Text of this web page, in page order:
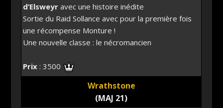
d’Elsweyr avec une histoire inédite
Sortie du Raid Sollance avec pour la première fois
une récompense Monture !
Une nouvelle classe : le nécromancien
Prix: 3500
Wrathstone
(MAJ 21)